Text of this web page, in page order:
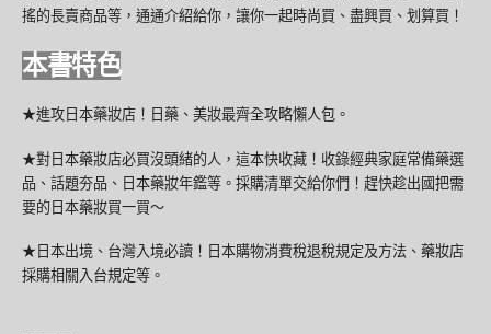
搖的長賣商品等，通通介紹給你，讓你一起時尚買、盡興買、划算買！
本書特色
★進攻日本藥妝店！日藥、美妝最齊全攻略懶人包。
★對日本藥妝店必買沒頭緒的人，這本快收藏！收錄經典家庭常備藥選
品、話題夯品、日本藥妝年鑑等。採購清單交給你們！趕快趁出國把需
要的日本藥妝買一買～
★日本出境、台灣入境必讀！日本購物消費稅退稅規定及方法、藥妝店
採購相關入台規定等。